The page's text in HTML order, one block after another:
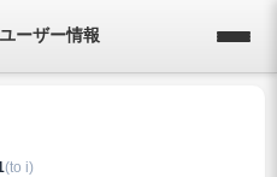
ーザー情報
(to i)